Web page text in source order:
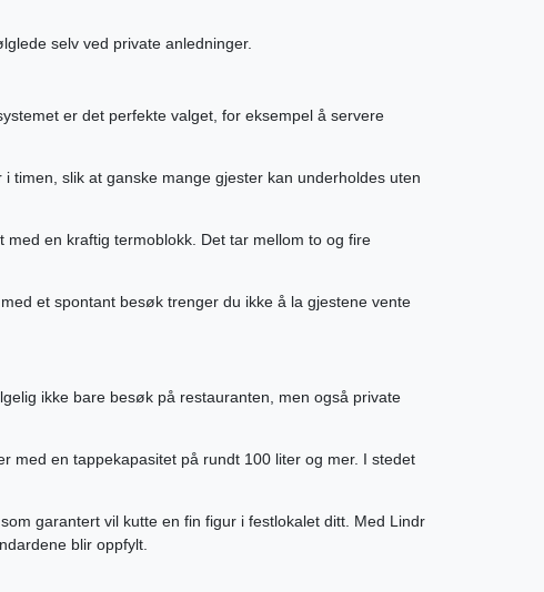
selv ved private anledninger.
er det perfekte valget, for eksempel å servere
timen, slik at ganske mange gjester kan underholdes uten
en kraftig termoblokk. Det tar mellom to og fire
et spontant besøk trenger du ikke å la gjestene vente
ikke bare besøk på restauranten, men også private
med en tappekapasitet på rundt 100 liter og mer. I stedet
garantert vil kutte en fin figur i festlokalet ditt. Med Lindr
blir oppfylt.